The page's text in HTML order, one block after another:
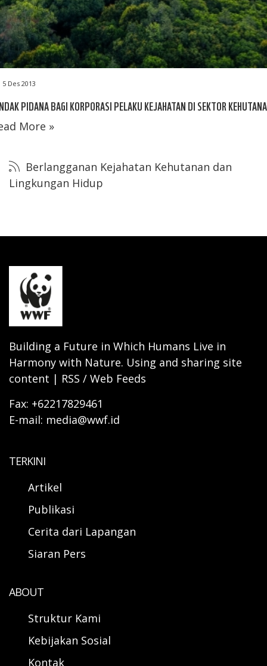
5 Des 2013
PIDANA BAGI KORPORASI PELAKU KEJAHATAN DI SEKTOR
More »
Berlangganan Kejahatan Kehutanan dan
Lingkungan Hidup
Building a Future in Which Humans Live in
Harmony with Nature. Using and sharing site
content | RSS / Web Feeds
Fax: +62217829461
E-mail: media@wwf.id
TERKINI
Artikel
Publikasi
Cerita dari Lapangan
Siaran Pers
ABOUT
Struktur Kami
Kebijakan Sosial
Kontak